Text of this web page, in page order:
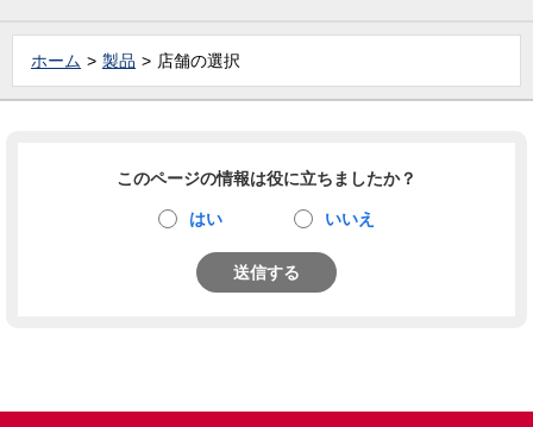
ホーム 製品 店舗の選択
このページの情報は役に立ちましたか？
はい いいえ
送信する